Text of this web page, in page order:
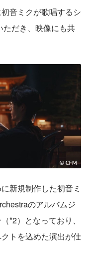
音ミクが歌唱するシ
ただき、映像にも共
新規制作した初音ミ
のアルバムジ
*2）となっており、
トを込めた演出が仕